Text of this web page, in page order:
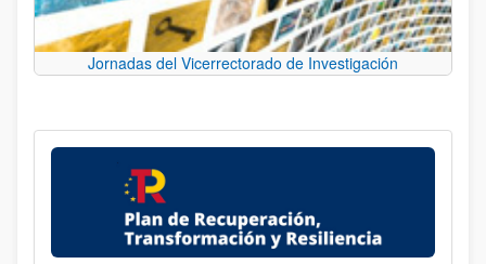
Jornadas del Vicerrectorado de Investigación